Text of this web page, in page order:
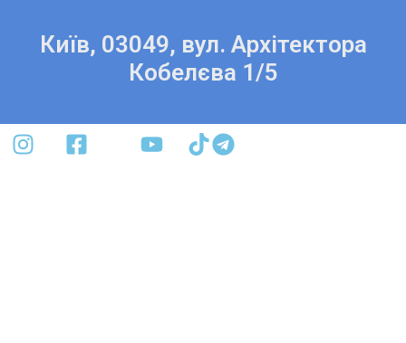
Київ, 03049, вул. Архітектора
Кобелєва 1/5